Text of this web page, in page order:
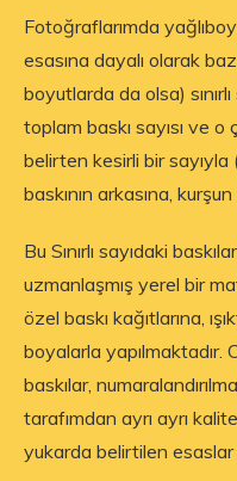
Fotoğraflarımda
esasına dayalı olarak
boyutlarda da olsa)
toplam baskı sayısı ve o
belirten kesirli bir
baskının arkasına,
Bu Sınırlı sayıdaki
uzmanlaşmış yerel bir
özel baskı kağıtlarına,
boyalarla yapılmaktadır.
baskılar,
tarafımdan ayrı ayrı
yukarda belirtilen esaslar